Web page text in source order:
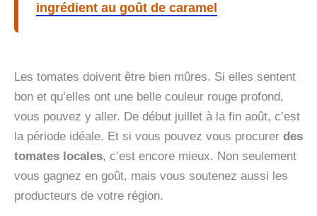
ingrédient au goût de caramel
Les tomates doivent être bien mûres. Si elles sentent
bon et qu’elles ont une belle couleur rouge profond,
vous pouvez y aller. De début juillet à la fin août, c’est
la période idéale. Et si vous pouvez vous procurer des
tomates locales, c’est encore mieux. Non seulement
vous gagnez en goût, mais vous soutenez aussi les
producteurs de votre région.